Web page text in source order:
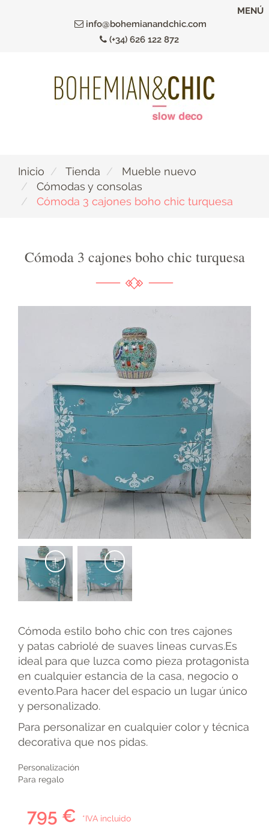
info@bohemianandchic.com
(+34) 626 122 872
MENÚ
Inicio Tienda
Mueble nuevo
Cómodas y consolas
Cómoda 3 cajones boho chic turquesa
Cómoda 3 cajones boho chic turquesa
+ +
Cómoda estilo boho chic con tres cajones
y patas cabriolé de suaves lineas curvas.Es
ideal para que luzca como pieza protagonista
en cualquier estancia de la casa, negocio o
evento.Para hacer del espacio un lugar único
y personalizado.
Para personalizar en cualquier color y técnica
decorativa que nos pidas.
Personalización
Para regalo
795 € *IVA incluido